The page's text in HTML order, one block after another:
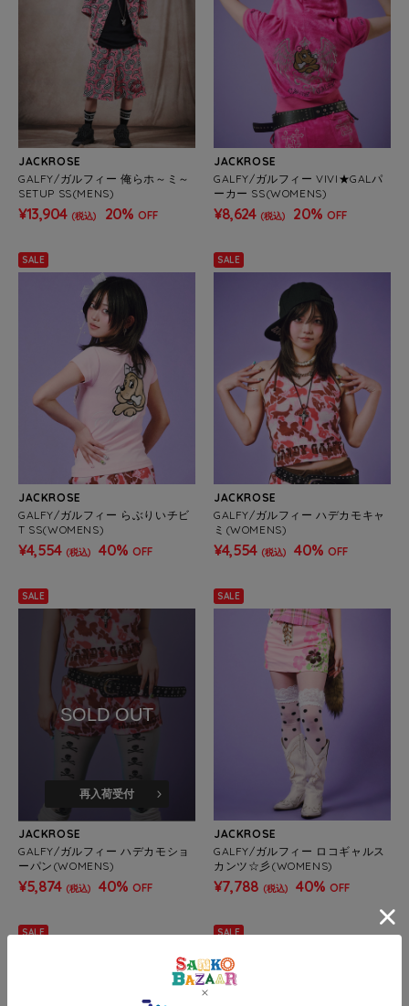
JACKROSE
GALFY/ガルフィー 俺らホ～ミ～
SETUP SS(MENS)
¥13,904 (税込) 20% OFF
JACKROSE
GALFY/ガルフィー VIVI★GALパ
ーカー SS(WOMENS)
¥8,624 (税込) 20% OFF
SALE
JACKROSE
GALFY/ガルフィー らぶりいチビ
T SS(WOMENS)
¥4,554 (税込) 40% OFF
SALE
JACKROSE
GALFY/ガルフィー ハデカモキャ
ミ(WOMENS)
¥4,554 (税込) 40% OFF
SALE
SOLD OUT
再入荷受付
JACKROSE
GALFY/ガルフィー ハデカモショ
ーパン(WOMENS)
¥5,874 (税込) 40% OFF
SALE
JACKROSE
GALFY/ガルフィー ロコギャルス
カンツ☆彡(WOMENS)
¥7,788 (税込) 40% OFF
SALE SALE